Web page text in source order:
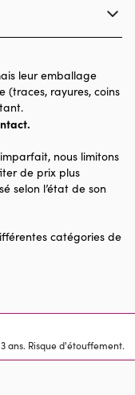
Villes et Villages
Adultes (500 à
leur emballage
rayures, coins
nous limitons
de prix plus
selon l’état de son
catégories de
ans. Risque d'étouffement.